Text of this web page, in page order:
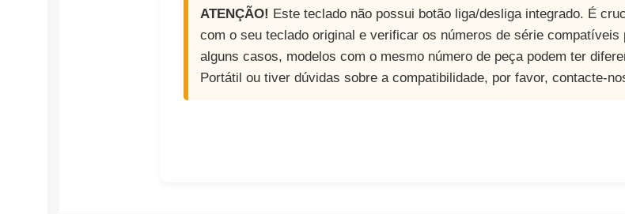
ATENÇÃO! Este teclado não possui botão liga/desliga integrado. É
com o seu teclado original e verificar os números de série
alguns casos, modelos com o mesmo número de peça podem ter
Portátil ou tiver dúvidas sobre a compatibilidade, por favor, contacte-